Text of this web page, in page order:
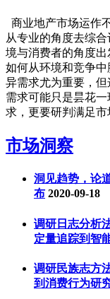
商业地产市场运作
从专业的角度去综
境与消费者的角度
如何从环境和竞争
异需求尤为重要，
需求可能只是昙花
求，更要研判满足
市场洞察
洞见趋势，论
布 2020-09-18
调研日志分析
定量追踪到智
调研民族志方
到消费行为研